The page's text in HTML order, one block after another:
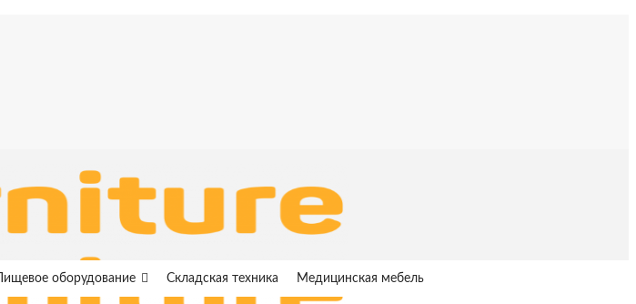
Пищевое оборудование Складская техника Медицинская мебель